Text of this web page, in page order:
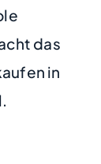
das
in